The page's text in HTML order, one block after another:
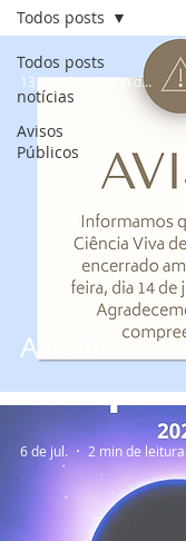
Todos posts
notícias
Avisos
Públicos
Todos posts
AVISO
13 de jul. 0 min de leitura
6 de jul. 2 min de leitura